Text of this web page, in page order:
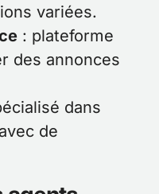
variées.
: plateforme
des annonces
dans
de